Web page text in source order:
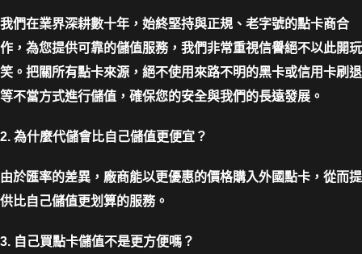
我們在業界深耕數十年，始終堅持與正規、老字號的點卡商合
作，為您提供可靠的儲值服務，我們非常重視信譽絕不以此開玩
笑。把關所有點卡來源，絕不使用來路不明的黑卡或信用卡刷退
等不當方式進行儲值，確保您的安全與我們的長遠發展。
2. 為什麼代儲會比自己儲值更便宜？
由於匯率的差異，廠商能以更優惠的價格購入外國點卡，從而提
供比自己儲值更划算的服務。
3. 自己買點卡儲值不是更方便嗎？